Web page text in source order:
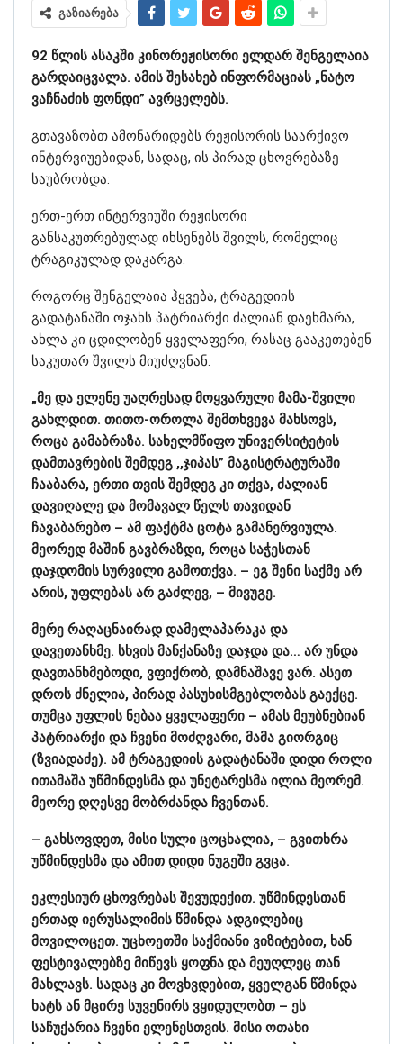
გაზიარება
92 წლის ასაკში კინორეჟისორი ელდარ შენგელაია
გარდაიცვალა. ამის შესახებ ინფორმაციას „ნატო
ვაჩნაძის ფონდი” ავრცელებს.
გთავაზობთ ამონარიდებს რეჟისორის საარქივო
ინტერვიუებიდან, სადაც, ის პირად ცხოვრებაზე
საუბრობდა:
ერთ-ერთ ინტერვიუში რეჟისორი
განსაკუთრებულად იხსენებს შვილს, რომელიც
ტრაგიკულად დაკარგა.
როგორც შენგელაია ჰყვება, ტრაგედიის
გადატანაში ოჯახს პატრიარქი ძალიან დაეხმარა,
ახლა კი ცდილობენ ყველაფერი, რასაც გააკეთებენ
საკუთარ შვილს მიუძღვნან.
„მე და ელენე უაღრესად მოყვარული მამა-შვილი
გახლდით. თითო-ოროლა შემთხვევა მახსოვს,
როცა გამაბრაზა. სახელმწიფო უნივერსიტეტის
დამთავრების შემდეგ ,,ჯიპას” მაგისტრატურაში
ჩააბარა, ერთი თვის შემდეგ კი თქვა, ძალიან
დავიღალე და მომავალ წელს თავიდან
ჩავაბარებო – ამ ფაქტმა ცოტა გამანერვიულა.
მეორედ მაშინ გავბრაზდი, როცა საჭესთან
დაჯდომის სურვილი გამოთქვა. – ეგ შენი საქმე არ
არის, უფლებას არ გაძლევ, – მივუგე.
მერე რაღაცნაირად დამელაპარაკა და
დავეთანხმე. სხვის მანქანაზე დაჯდა და… არ უნდა
დავთანხმებოდი, ვფიქრობ, დამნაშავე ვარ. ასეთ
დროს ძნელია, პირად პასუხისმგებლობას გაექცე.
თუმცა უფლის ნებაა ყველაფერი – ამას მეუბნებიან
პატრიარქი და ჩვენი მოძღვარი, მამა გიორგიც
(ზვიადაძე). ამ ტრაგედიის გადატანაში დიდი როლი
ითამაშა უწმინდესმა და უნეტარესმა ილია მეორემ.
მეორე დღესვე მობრძანდა ჩვენთან.
– გახსოვდეთ, მისი სული ცოცხალია, – გვითხრა
უწმინდესმა და ამით დიდი ნუგეში გვცა.
ეკლესიურ ცხოვრებას შევუდექით. უწმინდესთან
ერთად იერუსალიმის წმინდა ადგილებიც
მოვილოცეთ. უცხოეთში საქმიანი ვიზიტებით, ხან
ფესტივალებზე მიწევს ყოფნა და მეუღლეც თან
მახლავს. სადაც კი მოვხვდებით, ყველგან წმინდა
ხატს ან მცირე სუვენირს ვყიდულობთ – ეს
საჩუქარია ჩვენი ელენესთვის. მისი ოთახი